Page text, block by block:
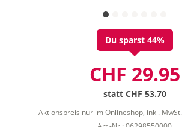
Du sparst 44%
CHF 29.95
statt CHF 53.70
Aktionspreis nur im Onlineshop, inkl. MwSt.-